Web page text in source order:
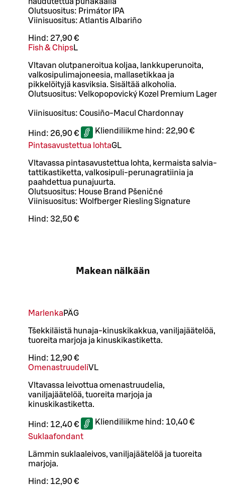
Olutsuositus: Primátor IPA
Viinisuositus: Atlantis Albariño
Hind: 27,90 €
Fish & ChipsL
Vltavan olutpaneroitua koljaa, lankkuperunoita,
valkosipulimajoneesia, mallasetikkaa ja
pikkelöityjä kasviksia. Sisältää alkoholia.
Olutsuositus: Velkopopovický Kozel Premium Lager
Viinisuositus: Cousiño-Macul Chardonnay
Hind: 26,90 € Kliendiliikme hind: 22,90 €
Pintasavustettua lohtaGL
Vltavassa pintasavustettua lohta, kermaista salvia-
tattikastiketta, valkosipuli-perunagratiinia ja
paahdettua punajuurta.
Olutsuositus: House Brand Pšeničné
Viinisuositus: Wolfberger Riesling Signature
Hind: 32,50 €
Makean nälkään
Marlenka PÄG
Tšekkiläistä hunaja-kinuskikakkua, vaniljajäätelöä,
tuoreita marjoja ja kinuskikastiketta.
Hind: 12,90 €
OmenastruudeliVL
Vltavassa leivottua omenastruudelia,
vaniljajäätelöä, tuoreita marjoja ja
kinuskikastiketta.
Hind: 12,40 € Kliendiliikme hind: 10,40 €
Suklaafondant
Lämmin suklaaleivos, vaniljajäätelöä ja tuoreita
marjoja.
Hind: 12,90 €